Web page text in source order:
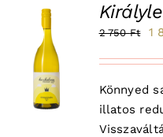
2 750Ft
2
1
Könnyed
illatos